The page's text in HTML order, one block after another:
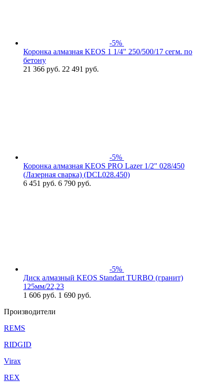
-5%
Коронка алмазная KEOS 1 1/4" 250/500/17 сегм. по
бетону
21 366 руб. 22 491 руб.
-5%
Коронка алмазная KEOS PRO Lazer 1/2" 028/450
(Лазерная сварка) (DCL028.450)
6 451 руб. 6 790 руб.
-5%
Диск алмазный KEOS Standart TURBO (гранит)
125мм/22,23
1 606 руб. 1 690 руб.
Производители
REMS
RIDGID
Virax
REX